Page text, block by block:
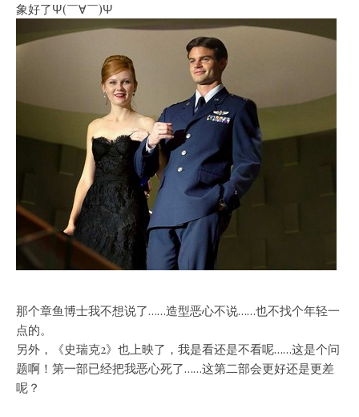
象好了Ψ(￣∀￣)Ψ
那个章鱼博士我不想说了……造型恶心不说……也不找个年轻一
点的。
另外，《史瑞克2》也上映了，我是看还是不看呢……这是个问
题啊！第一部已经把我恶心死了……这第二部会更好还是更差
呢？